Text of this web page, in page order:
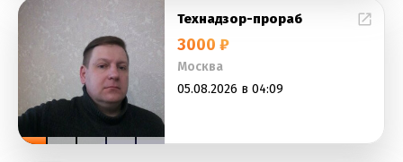
Технадзор-прораб
3000 ₽
Москва
05.08.2026 в 04:09